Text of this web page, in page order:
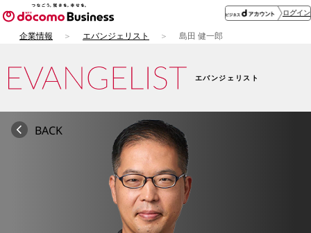
ログイン
企業情報 エバンジェリスト 島田 健一郎
エバンジェリスト
BACK